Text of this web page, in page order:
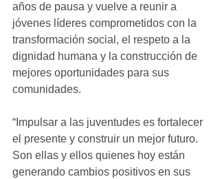
años de pausa y vuelve a reunir a
jóvenes líderes comprometidos con la
transformación social, el respeto a la
dignidad humana y la construcción de
mejores oportunidades para sus
comunidades.
“Impulsar a las juventudes es fortalecer
el presente y construir un mejor futuro.
Son ellas y ellos quienes hoy están
generando cambios positivos en sus